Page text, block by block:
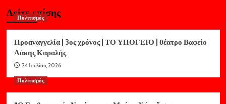
Δείτε επίσης
Πολιτισμός
Προαναγγελία | 3ος χρόνος | ΤΟ ΥΠΟΓΕΙΟ | θέατρο Βαφείο
Λάκης Καραλής
24 Ιουλίου, 2026
Πολιτισμός